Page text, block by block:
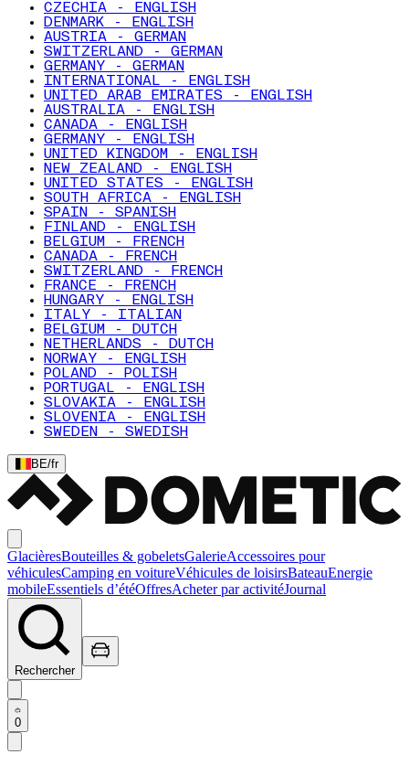
CZECHIA - ENGLISH
DENMARK - ENGLISH
AUSTRIA - GERMAN
SWITZERLAND - GERMAN
GERMANY - GERMAN
INTERNATIONAL - ENGLISH
UNITED ARAB EMIRATES - ENGLISH
AUSTRALIA - ENGLISH
CANADA - ENGLISH
GERMANY - ENGLISH
UNITED KINGDOM - ENGLISH
NEW ZEALAND - ENGLISH
UNITED STATES - ENGLISH
SOUTH AFRICA - ENGLISH
SPAIN - SPANISH
FINLAND - ENGLISH
BELGIUM - FRENCH
CANADA - FRENCH
SWITZERLAND - FRENCH
FRANCE - FRENCH
HUNGARY - ENGLISH
ITALY - ITALIAN
BELGIUM - DUTCH
NETHERLANDS - DUTCH
NORWAY - ENGLISH
POLAND - POLISH
PORTUGAL - ENGLISH
SLOVAKIA - ENGLISH
SLOVENIA - ENGLISH
SWEDEN - SWEDISH
BE/fr
GlacièresBouteilles & gobeletsGalerieAccessoires pour
véhiculesCamping en voitureVéhicules de loisirsBateauEnergie
mobileEssentiels d’étéOffresAcheter par activitéJournal
Rechercher
0